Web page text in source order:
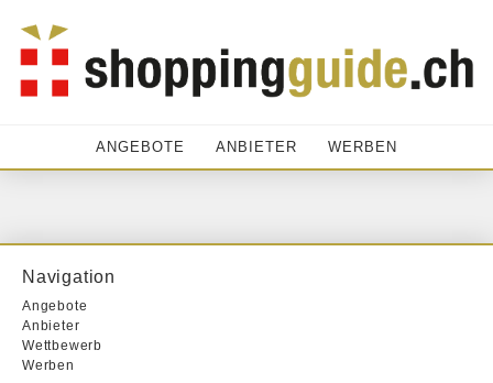
ANGEBOTE ANBIETER WERBEN
Navigation
Angebote
Anbieter
Wettbewerb
Werben